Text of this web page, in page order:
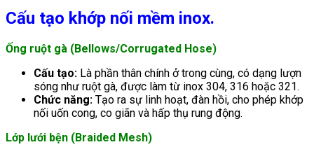
Cấu tạo khớp nối mềm inox.
Ống ruột gà (Bellows/Corrugated Hose)
Cấu tạo: Là phần thân chính ở trong cùng, có dạng lượn
sóng như ruột gà, được làm từ inox 304, 316 hoặc 321.
Chức năng: Tạo ra sự linh hoạt, đàn hồi, cho phép khớp
nối uốn cong, co giãn và hấp thụ rung động.
Lớp lưới bện (Braided Mesh)